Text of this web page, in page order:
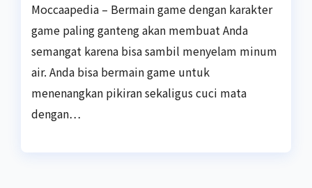
Moccaapedia – Bermain game dengan karakter
game paling ganteng akan membuat Anda
semangat karena bisa sambil menyelam minum
air. Anda bisa bermain game untuk
menenangkan pikiran sekaligus cuci mata
dengan…